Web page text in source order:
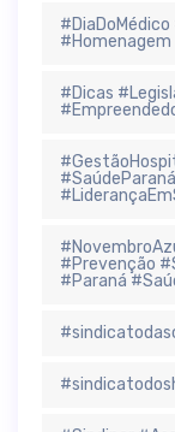
#Homenagem
#Dicas
#Prevenção
#Paraná